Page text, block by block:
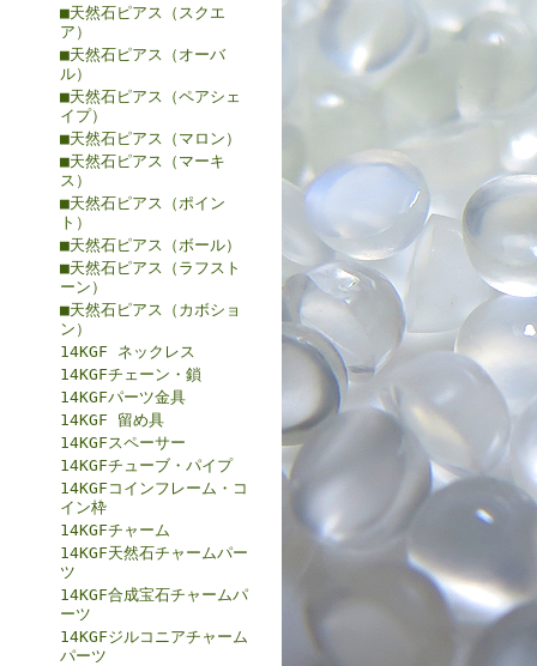
■天然石ピアス（スクエ
ア）
■天然石ピアス（オーバ
ル）
■天然石ピアス（ペアシェ
イプ）
■天然石ピアス（マロン）
■天然石ピアス（マーキ
ス）
■天然石ピアス（ポイン
ト）
■天然石ピアス（ボール）
■天然石ピアス（ラフスト
ーン）
■天然石ピアス（カボショ
ン）
14KGF ネックレス
14KGFチェーン・鎖
14KGFパーツ金具
14KGF 留め具
14KGFスペーサー
14KGFチューブ・パイプ
14KGFコインフレーム・コ
イン枠
14KGFチャーム
14KGF天然石チャームパー
ツ
14KGF合成宝石チャームパ
ーツ
14KGFジルコニアチャーム
パーツ